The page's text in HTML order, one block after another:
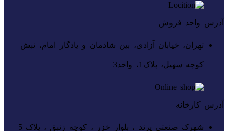
آدرس واحد فروش
تهران، خیابان آزادی، بین شادمان و یادگار امام، نبش
کوچه سهیل، پلاک1، واحد3
آدرس کارخانه
شهرک صنعتی پرند ، بلوار خزر ، کوچه زنبق ، پلاک 5